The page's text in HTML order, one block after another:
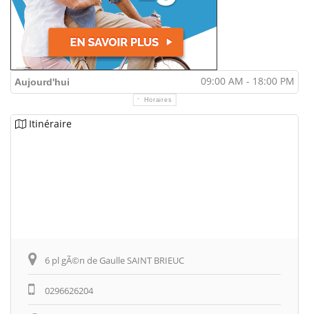
Aujourd'hui 09:00 AM - 18:00 PM
Horaires
Itinéraire
6 pl gÃ©n de Gaulle SAINT BRIEUC
0296626204